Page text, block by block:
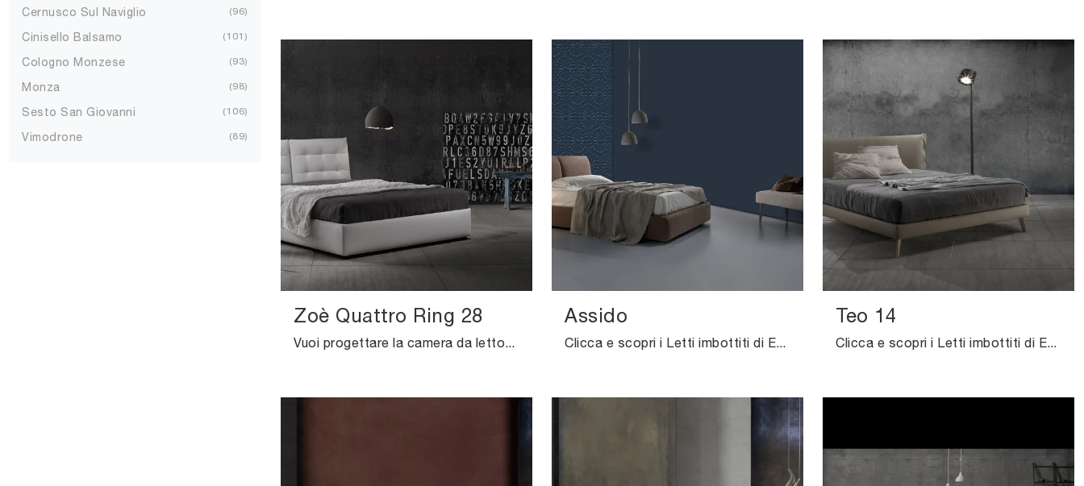
Cernusco Sul Naviglio 96
Cinisello Balsamo 101
Cologno Monzese 93
Monza 98
Sesto San Giovanni 106
Vimodrone 89
Zoè Quattro Ring 28 Assido Teo 14